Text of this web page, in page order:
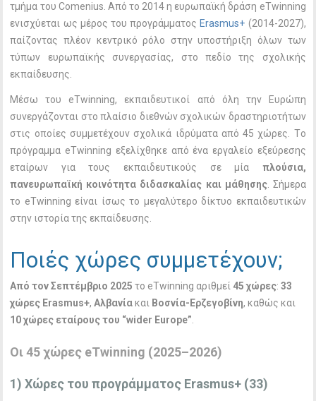
τμήμα του Comenius. Από το 2014 η ευρωπαϊκή δράση eTwinning
ενισχύεται ως μέρος του προγράμματος Erasmus+ (2014-2027),
παίζοντας πλέον κεντρικό ρόλο στην υποστήριξη όλων των
τύπων ευρωπαϊκής συνεργασίας, στο πεδίο της σχολικής
εκπαίδευσης.
Μέσω του eTwinning, εκπαιδευτικοί από όλη την Ευρώπη
συνεργάζονται στο πλαίσιο διεθνών σχολικών δραστηριοτήτων
στις οποίες συμμετέχουν σχολικά ιδρύματα από 45 χώρες. Tο
πρόγραμμα eTwinning εξελίχθηκε από ένα εργαλείο εξεύρεσης
εταίρων για τους εκπαιδευτικούς σε μία πλούσια,
πανευρωπαϊκή κοινότητα διδασκαλίας και μάθησης. Σήμερα
το eTwinning είναι ίσως το μεγαλύτερο δίκτυο εκπαιδευτικών
στην ιστορία της εκπαίδευσης.
Ποιές χώρες συμμετέχουν;
Aπό τον Σεπτέμβριο 2025 το eTwinning αριθμεί 45 χώρες:33
χώρες Erasmus+,Αλβανίακαι Βοσνία-Ερζεγοβίνη, καθώς και
10 χώρες εταίρους του “wider Europe”.
Οι 45 χώρες eTwinning (2025–2026)
1) Χώρες του προγράμματος Erasmus+ (33)